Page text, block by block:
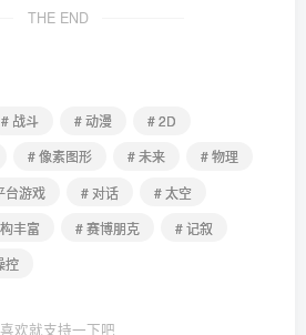
THE END
# 战斗 # 动漫
# 2D
# 像素图形 # 未来
# 物理
台游戏 # 对话
# 太空
丰富 # 赛博朋克
# 记叙
控
喜欢就支持一下吧